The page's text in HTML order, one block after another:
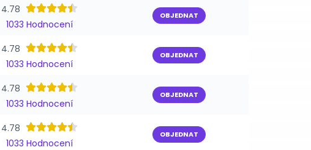
4.78
1033 Hodnocení
OBJEDNAT
4.78
1033 Hodnocení
OBJEDNAT
4.78
1033 Hodnocení
OBJEDNAT
4.78
1033 Hodnocení
OBJEDNAT